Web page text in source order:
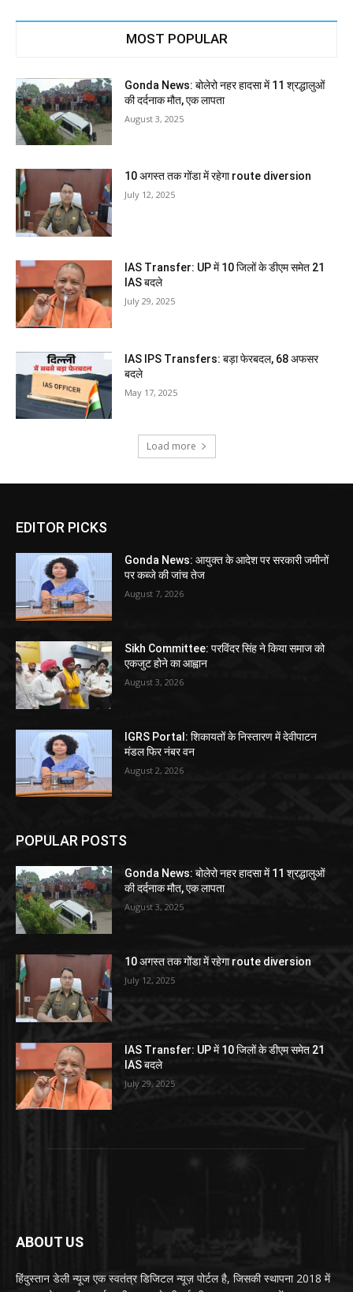
MOST POPULAR
Gonda News: बोलेरो नहर हादसा में 11 श्रद्धालुओं
की दर्दनाक मौत, एक लापता
August 3, 2025
10 अगस्त तक गोंडा में रहेगा route diversion
July 12, 2025
IAS Transfer: UP में 10 जिलों के डीएम समेत 21
IAS बदले
July 29, 2025
IAS IPS Transfers: बड़ा फेरबदल, 68 अफसर
बदले
May 17, 2025
Load more
EDITOR PICKS
Gonda News: आयुक्त के आदेश पर सरकारी जमीनों
पर कब्जे की जांच तेज
August 7, 2026
Sikh Committee: परविंदर सिंह ने किया समाज को
एकजुट होने का आह्वान
August 3, 2026
IGRS Portal: शिकायतों के निस्तारण में देवीपाटन
मंडल फिर नंबर वन
August 2, 2026
POPULAR POSTS
Gonda News: बोलेरो नहर हादसा में 11 श्रद्धालुओं
की दर्दनाक मौत, एक लापता
August 3, 2025
10 अगस्त तक गोंडा में रहेगा route diversion
July 12, 2025
IAS Transfer: UP में 10 जिलों के डीएम समेत 21
IAS बदले
July 29, 2025
ABOUT US
हिंदुस्तान डेली न्यूज एक स्वतंत्र डिजिटल न्यूज़ पोर्टल है, जिसकी स्थापना 2018 में